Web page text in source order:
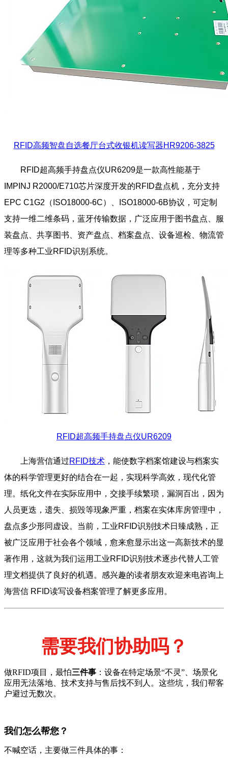
RFID高频智盘自选餐厅台式收银机读写器HR9206-3825
RFID超高频手持盘点仪UR6209是一款高性能基于
IMPINJ R2000/E710芯片深度开发的RFID盘点机，充分支持
EPC C1G2（ISO18000-6C）、ISO18000-6B协议，可定制
支持一维二维条码，蓝牙传输数据，广泛应用于图书盘点、服
装盘点、共享图书、资产盘点、档案盘点、设备巡检、物流管
理等多种工业RFID识别系统。
RFID超高频手持盘点仪UR6209
上海营信通过RFID技术 ，能使数字档案馆建设与档案实
体的科学管理更好的结合在一起，实现科学高效，现代化管
理。纸化文件在实际应用中，交接手续繁琐，漏洞百出，因为
人员更迭，遗失、损毁等现象严重，档案在实体库房管理中，
盘点多少形同虚设。当前，工业RFID识别技术日臻成熟，正
被广泛应用于社会各个领域，愈来愈显示出这一高新技术的显
著作用，这就为我们运用工业RFID识别技术逐步代替人工管
理文档提供了良好的机遇。感兴趣的读者朋友欢迎来电咨询上
海营信 RFID读写设备档案管理了解更多应用。
需要我们协助吗？
做RFID项目，最怕三件事 ：设备在特定场景“不灵”、场景化
应用无法落地、技术支持与售后找不到人。这些坑，我们帮客
户避过无数次。
我们怎么帮您？
不喊空话，主要做三件具体的事：